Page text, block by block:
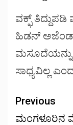
ವಕ್ಫ್
ಹಿಡನ್
ಮಸೂದೆಯನ್ನು
ಸಾಧ್ಯವಿಲ್ಲ
Previous
ಮಂಗಳೂರಿನ